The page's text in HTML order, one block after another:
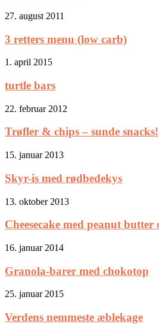
27. august 2011
3 retters menu (low carb)
1. april 2015
turtle bars
22. februar 2012
Trøfler & chips – sunde snacks!
15. januar 2013
Skyr-is med rødbedekys
13. oktober 2013
Cheesecake med peanut
16. januar 2014
Granola-barer med chokotop
25. januar 2015
Verdens nemmeste æblekage